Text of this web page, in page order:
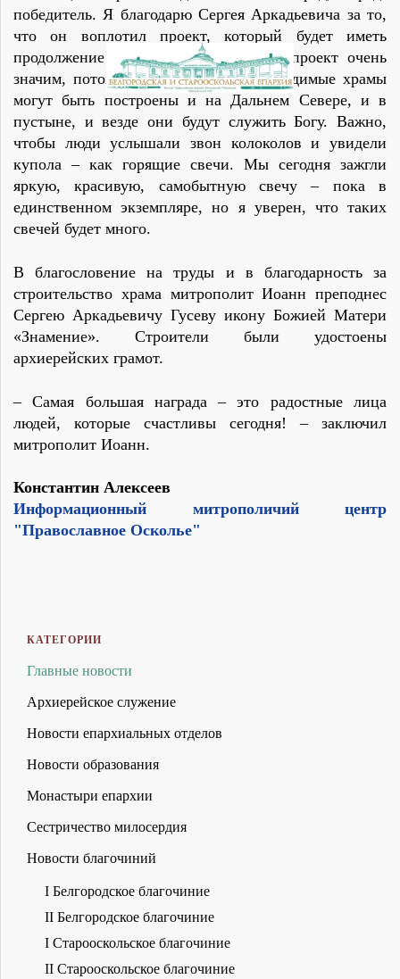
победитель. Я благодарю Сергея Аркадьевича за то,
что он воплотил проект, который будет иметь
продолжение для всей России. Этот проект очень
значим, потому что такие быстровозводимые храмы
могут быть построены и на Дальнем Севере, и в
пустыне, и везде они будут служить Богу. Важно,
чтобы люди услышали звон колоколов и увидели
купола – как горящие свечи. Мы сегодня зажгли
яркую, красивую, самобытную свечу – пока в
единственном экземпляре, но я уверен, что таких
свечей будет много.
В благословение на труды и в благодарность за
строительство храма митрополит Иоанн преподнес
Сергею Аркадьевичу Гусеву икону Божией Матери
«Знамение». Строители были удостоены
архиерейских грамот.
– Самая большая награда – это радостные лица
людей, которые счастливы сегодня! – заключил
митрополит Иоанн.
Константин Алексеев
Информационный митрополичий центр
"Православное Осколье"
КАТЕГОРИИ
Главные новости
Архиерейское служение
Новости епархиальных отделов
Новости образования
Монастыри епархии
Сестричество милосердия
Новости благочиний
I Белгородское благочиние
II Белгородское благочиние
I Старооскольское благочиние
II Старооскольское благочиние